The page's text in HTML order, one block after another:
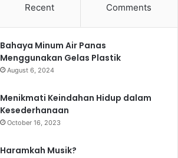
Recent Comments
Bahaya Minum Air Panas
Menggunakan Gelas Plastik
August 6, 2024
Menikmati Keindahan Hidup dalam
Kesederhanaan
October 16, 2023
Haramkah Musik?